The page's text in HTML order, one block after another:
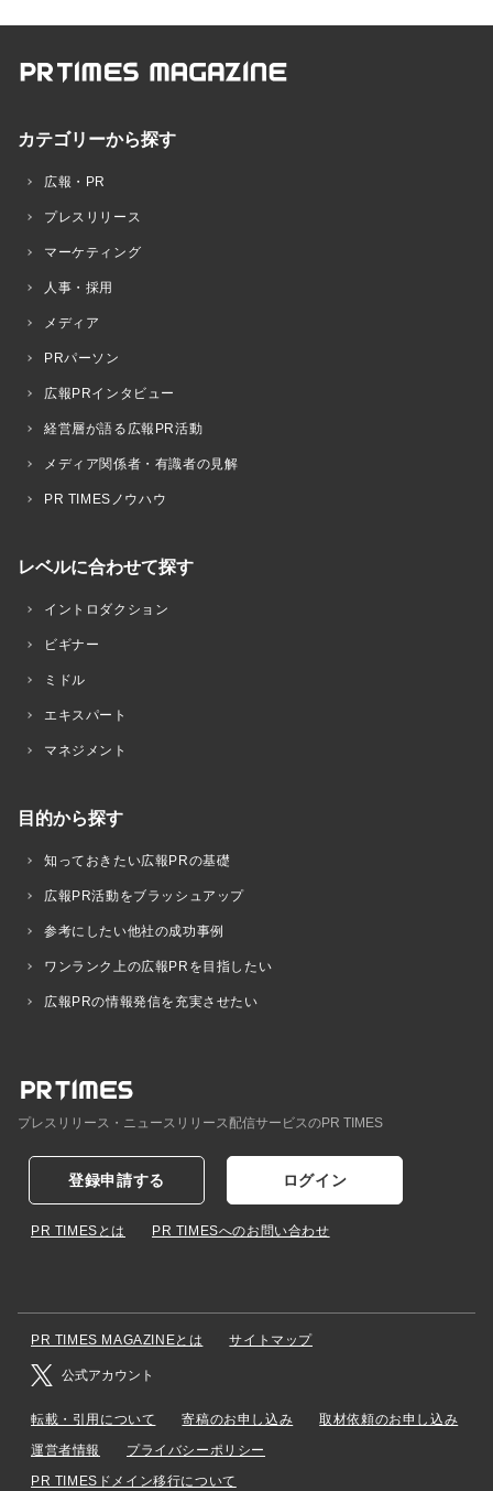
カテゴリーから探す
広報・PR
プレスリリース
マーケティング
人事・採用
メディア
PRパーソン
広報PRインタビュー
経営層が語る広報PR活動
メディア関係者・有識者の見解
PR TIMESノウハウ
レベルに合わせて探す
イントロダクション
ビギナー
ミドル
エキスパート
マネジメント
目的から探す
知っておきたい広報PRの基礎
広報PR活動をブラッシュアップ
参考にしたい他社の成功事例
ワンランク上の広報PRを目指したい
広報PRの情報発信を充実させたい
プレスリリース・ニュースリリース配信サービスのPR TIMES
登録申請する ログイン
PR TIMESとは PR TIMESへのお問い合わせ
PR TIMES MAGAZINEとは サイトマップ
公式アカウント
転載・引用について 寄稿のお申し込み
取材依頼のお申し込み
運営者情報
プライバシーポリシー
PR TIMESドメイン移行について